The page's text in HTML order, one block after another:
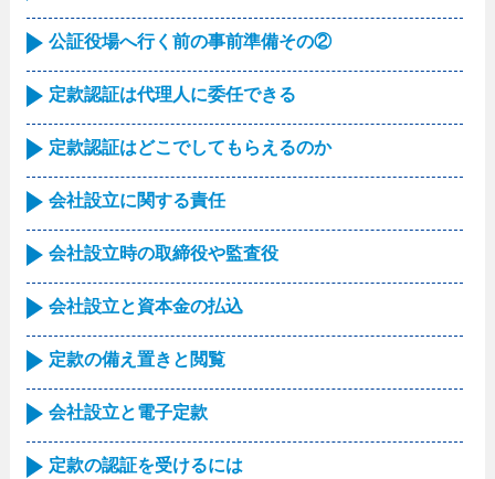
公証役場へ行く前の事前準備その②
定款認証は代理人に委任できる
定款認証はどこでしてもらえるのか
会社設立に関する責任
会社設立時の取締役や監査役
会社設立と資本金の払込
定款の備え置きと閲覧
会社設立と電子定款
定款の認証を受けるには